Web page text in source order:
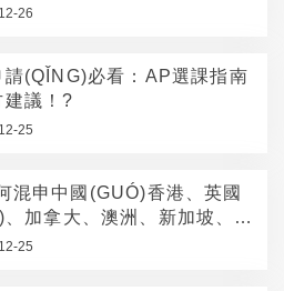
學(XUÉ)生？
26
請(QǏNG)必看：AP選課指南
建議！?
25
混申中國(GUÓ)香港、英國
、加拿大、澳洲、新加坡、日
25